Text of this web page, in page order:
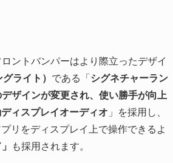
ントバンパーはより際立ったデザイ
ライト） である「シグネチャーラン
ザインが変更され、使い勝手が向上
ィスプレイオーディオ 」を採用し、
リをディスプレイ上で操作できるよ
も採用されます。